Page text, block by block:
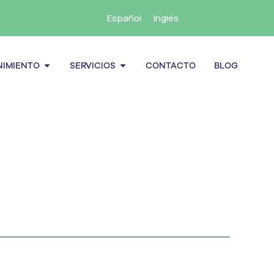
Español Inglés
Abrir Mantenimiento
SERVICIOS Abrir Servicios
CONTACTO BLOG